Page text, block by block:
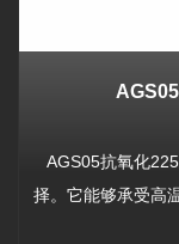
AGS05抗氧化
择。它能够承受高